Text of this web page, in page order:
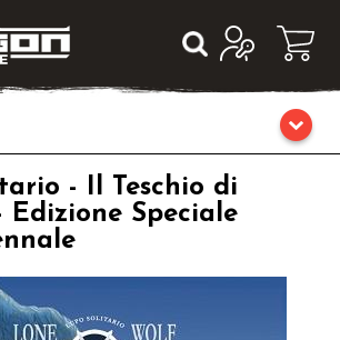
- Il Teschio di
Edizione Speciale